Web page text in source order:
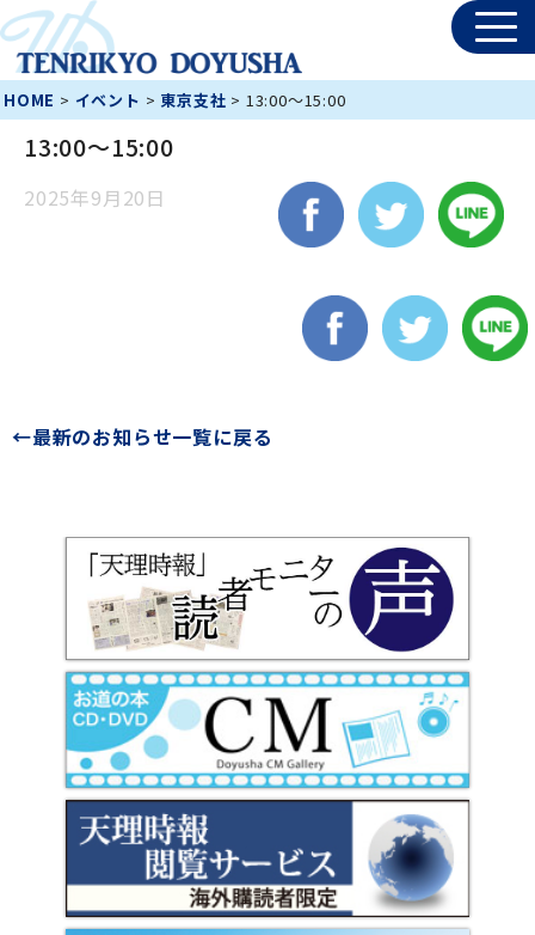
HOME > イベント > 東京支社 > 13:00～15:00
13:00～15:00
2025年9月20日
←最新のお知らせ一覧に戻る